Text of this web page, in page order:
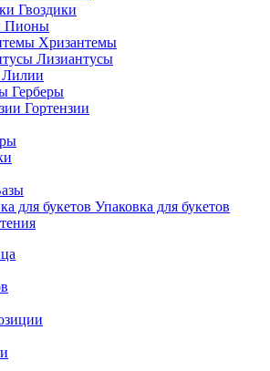
Гвоздики
Пионы
Хризантемы
Лизиантусы
Лилии
Герберы
Гортензии
Упаковка для букетов